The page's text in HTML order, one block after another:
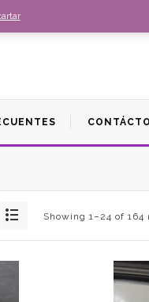
CONTÁCTO
Showing 1–24 of